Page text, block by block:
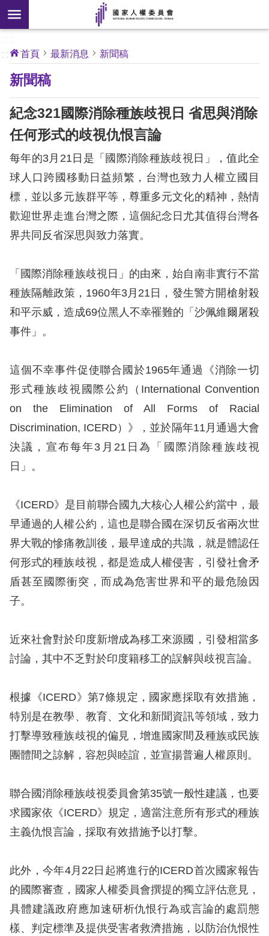
前往主要內容區塊
搜
尋
開
新
]
核
心
人
權
公
約
關
於
本
會
新
息
人
權
業
核
權
公
約
陳
情
申
訴
人
資
庫
障
快
捷
鍵
選
擇
兒少版
:::
首頁 最新消息 新聞稿
新聞稿
紀念321國際消除種族歧視日 省思與消除
任何形式的歧視仇恨言論
每年的3月21日是「國際消除種族歧視日」，值此全
球人口跨國移動日益頻繁，台灣也致力人權立國目
標，並以多元族群平等，尊重多元文化的精神，熱情
歡迎世界走進台灣之際，這個紀念日尤其值得台灣各
界共同反省深思與致力落實。
「國際消除種族歧視日」的由來，始自南非實行不當
種族隔離政策，1960年3月21日，發生警方開槍射殺
和平示威，造成69位黑人不幸罹難的「沙佩維爾屠殺
事件」。
這個不幸事件促使聯合國於1965年通過《消除一切
形式種族歧視國際公約（International Convention
on the Elimination of All Forms of Racial
Discrimination, ICERD）》，並於隔年11月通過大會
決議，宣布每年3月21日為「國際消除種族歧視
日」。
《ICERD》是目前聯合國九大核心人權公約當中，最
早通過的人權公約，這也是聯合國在深切反省兩次世
界大戰的慘痛教訓後，最早達成的共識，就是體認任
何形式的種族歧視，都是造成人權侵害，引發社會矛
盾甚至國際衝突，而成為危害世界和平的最危險因
子。
近來社會對於印度新增成為移工來源國，引發相當多
討論，其中不乏對於印度籍移工的誤解與歧視言論。
根據《ICERD》第7條規定，國家應採取有效措施，
特別是在教學、教育、文化和新聞資訊等領域，致力
打擊導致種族歧視的偏見，增進國家間及種族或民族
團體間之諒解，容恕與睦誼，並宣揚普遍人權原則。
聯合國消除種族歧視委員會第35號一般性建議，也要
求國家依《ICERD》規定，適當注意所有形式的種族
主義仇恨言論，採取有效措施予以打擊。
此外，今年4月22日起將進行的ICERD首次國家報告
的國際審查，國家人權委員會撰提的獨立評估意見，
具體建議政府應加速研析仇恨行為或言論的處罰態
樣、判定標準及提供受害者救濟措施，以防治仇恨性